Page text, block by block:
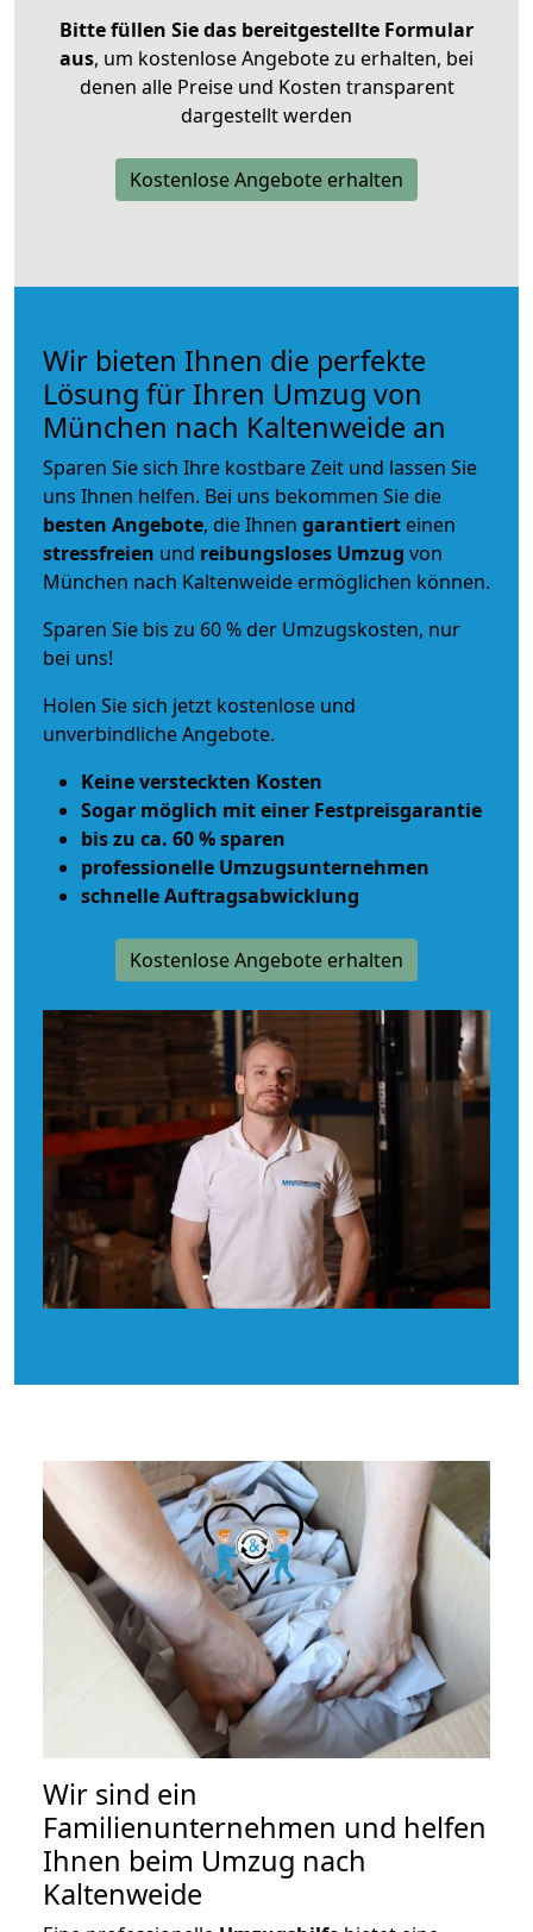
Bitte füllen Sie das bereitgestellte Formular
aus, um kostenlose Angebote zu erhalten, bei
denen alle Preise und Kosten transparent
dargestellt werden
Kostenlose Angebote erhalten
Wir bieten Ihnen die perfekte
Lösung für Ihren Umzug von
München nach Kaltenweide an
Sparen Sie sich Ihre kostbare Zeit und lassen Sie
uns Ihnen helfen. Bei uns bekommen Sie die
besten Angebote, die Ihnen garantiert einen
stressfreien und reibungsloses Umzug von
München nach Kaltenweide ermöglichen können.
Sparen Sie bis zu 60 % der Umzugskosten, nur
bei uns!
Holen Sie sich jetzt kostenlose und
unverbindliche Angebote.
Keine versteckten Kosten
Sogar möglich mit einer Festpreisgarantie
bis zu ca. 60 % sparen
professionelle Umzugsunternehmen
schnelle Auftragsabwicklung
Kostenlose Angebote erhalten
Wir sind ein
Familienunternehmen und helfen
Ihnen beim Umzug nach
Kaltenweide